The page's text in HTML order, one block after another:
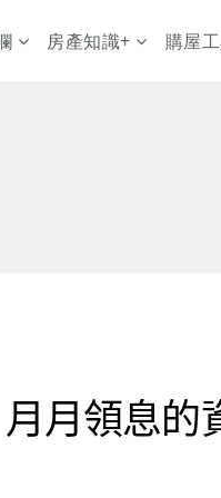
房產知識+ 購屋
月領息的